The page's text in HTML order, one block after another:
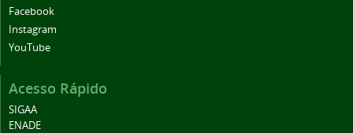
Facebook
Instagram
YouTube
Acesso Rápido
SIGAA
ENADE